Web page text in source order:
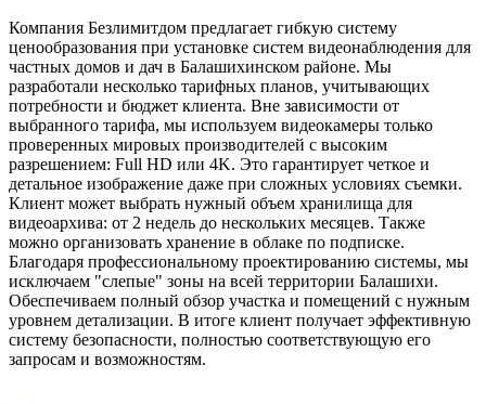
Компания Безлимитдом предлагает гибкую систему
ценообразования при установке систем видеонаблюдения для
частных домов и дач в Балашихинском районе. Мы
разработали несколько тарифных планов, учитывающих
потребности и бюджет клиента. Вне зависимости от
выбранного тарифа, мы используем видеокамеры только
проверенных мировых производителей с высоким
разрешением: Full HD или 4K. Это гарантирует четкое и
детальное изображение даже при сложных условиях съемки.
Клиент может выбрать нужный объем хранилища для
видеоархива: от 2 недель до нескольких месяцев. Также
можно организовать хранение в облаке по подписке.
Благодаря профессиональному проектированию системы, мы
исключаем "слепые" зоны на всей территории Балашихи.
Обеспечиваем полный обзор участка и помещений с нужным
уровнем детализации. В итоге клиент получает эффективную
систему безопасности, полностью соответствующую его
запросам и возможностям.